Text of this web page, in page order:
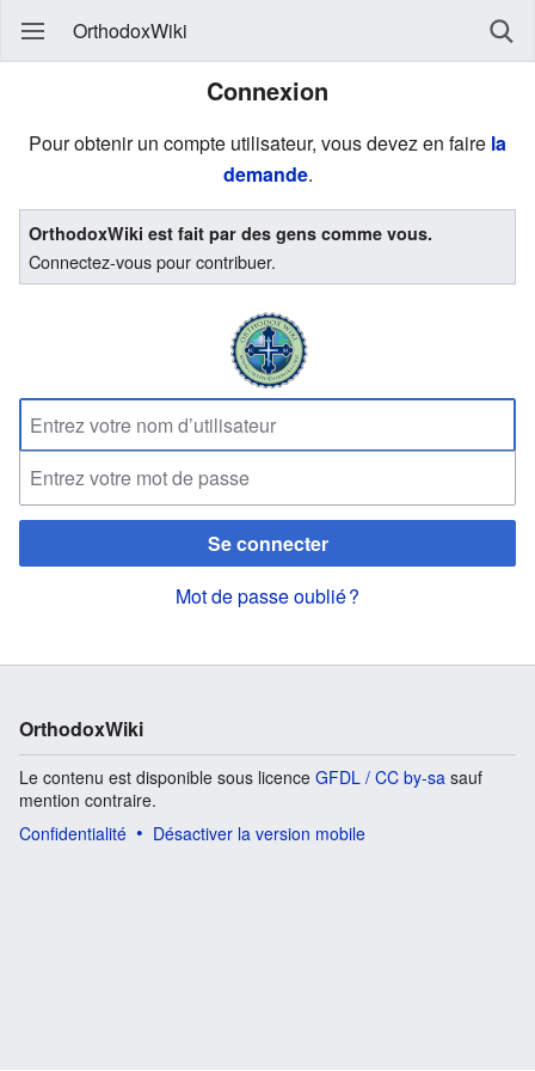
OrthodoxWiki
Connexion
Pour obtenir un compte utilisateur, vous devez en faire la
demande.
OrthodoxWiki est fait par des gens comme vous.
Connectez-vous pour contribuer.
Se connecter
Mot de passe oublié ?
OrthodoxWiki
Le contenu est disponible sous licence GFDL / CC by-sa sauf
mention contraire.
Confidentialité
Désactiver la version mobile